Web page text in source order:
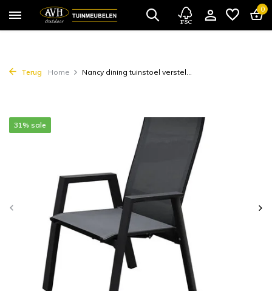
0
Terug Home Nancy dining tuinstoel verstel...
31% sale